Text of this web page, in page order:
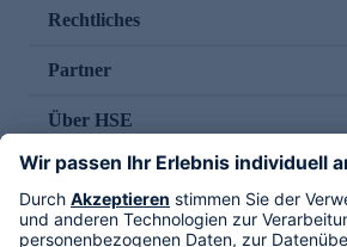
Rechtliches
Partner
Über HSE
Im TV
HSE International